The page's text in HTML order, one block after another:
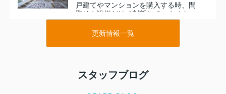
戸建てやマンションを購入する時、間
取りや設備だけで判断していません
か。住まい選びで本当に大切なのは、
目に見えにくい建物の骨組み部分で
す。その中でも特に重要とされるの
が、建築基準法施行令でも定義されて
契約不適合責任と瑕疵担保責任の違い
更新情報一覧
スタッフブログ